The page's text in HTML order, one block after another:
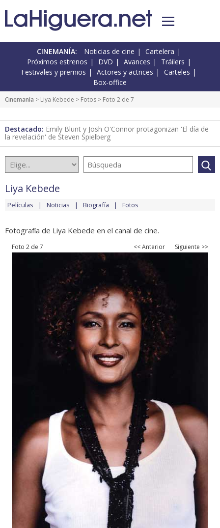
CINEMANÍA: Noticias de cine
Cartelera
Próximos estrenos
DVD Avances
Tráilers
Festivales y premios
Actores y actrices
Carteles
Box-office
Cinemanía > Liya Kebede > Fotos > Foto 2 de 7
Destacado: Emily Blunt y Josh O'Connor protagonizan 'El día de
la revelación' de Steven Spielberg
Liya Kebede
Películas Noticias Biografía Fotos
Fotografía de Liya Kebede en el canal de cine.
Foto 2 de 7 << Anterior Siguiente >>